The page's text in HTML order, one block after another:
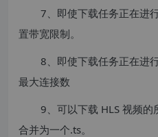
7、即使下载任务正在进
置带宽限制。
8、即使下载任务正在进
最大连接数
9、可以下载 HLS 视频
合并为一个.ts。